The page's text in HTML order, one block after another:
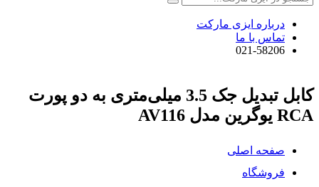
درباره ایزی مارکت
تماس با ما
021-58206
کابل تبدیل جک 3.5 میلی‌متری به دو پورت
RCA یوگرین مدل AV116
صفحه اصلی
فروشگاه